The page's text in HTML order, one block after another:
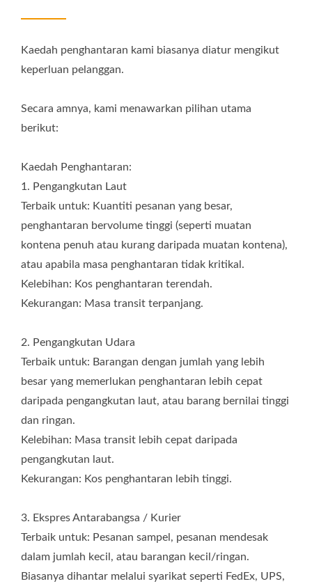
lebih cepat daripada pengangkutan laut. Kekurangan: Kos
Terbaik untuk: Pesanan sampel, pesanan mendesak dalam
jumlah kecil, atau barangan kecil/ringan. Biasanya dihantar
Kelajuan paling cepat; penghantaran terus ke alamat
pelanggan. Kekurangan: Kos penghantaran tertinggi.
sila berikan kami maklumat berikut : 1. Produk Pesanan dan
Kuantiti (untuk menentukan isipadu dan berat kargo). 2.
Negara dan Bandar Destinasi. 3. Terma Penghantaran Pilihan
(contohnya, sama ada anda memerlukan penghantaran ke
pelabuhan [FOB/CIF] atau ke kilang/alamat anda [DDP/DDU]).
Emel: gison@seed.net.tw ; sales@gison.com
Kaedah penghantaran kami biasanya diatur mengikut
keperluan pelanggan.
Secara amnya, kami menawarkan pilihan utama
berikut:
Kaedah Penghantaran:
1. Pengangkutan Laut
Terbaik untuk: Kuantiti pesanan yang besar,
penghantaran bervolume tinggi (seperti muatan
kontena penuh atau kurang daripada muatan kontena),
atau apabila masa penghantaran tidak kritikal.
Kelebihan: Kos penghantaran terendah.
Kekurangan: Masa transit terpanjang.
2. Pengangkutan Udara
Terbaik untuk: Barangan dengan jumlah yang lebih
besar yang memerlukan penghantaran lebih cepat
daripada pengangkutan laut, atau barang bernilai tinggi
dan ringan.
Kelebihan: Masa transit lebih cepat daripada
pengangkutan laut.
Kekurangan: Kos penghantaran lebih tinggi.
3. Ekspres Antarabangsa / Kurier
Terbaik untuk: Pesanan sampel, pesanan mendesak
dalam jumlah kecil, atau barangan kecil/ringan.
Biasanya dihantar melalui syarikat seperti FedEx, UPS,